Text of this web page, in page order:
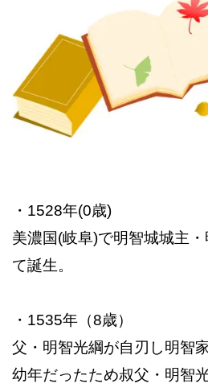
・1528年(0歳)
美濃国(岐阜)で明智城城主
て誕生。
・1535年（8歳）
父・明智光綱が自刃し明智
幼年だったため叔父・明智